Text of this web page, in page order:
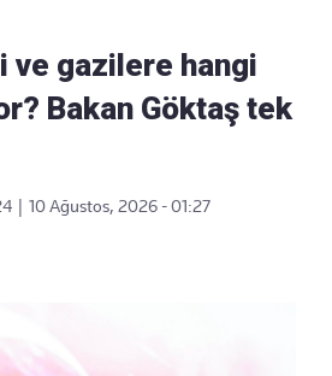
ve gazilere hangi
Bakan Göktaş tek
10 Ağustos, 2026 - 01:27